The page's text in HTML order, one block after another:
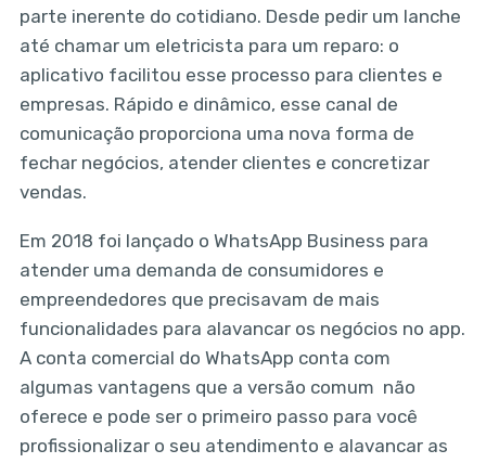
parte inerente do cotidiano. Desde pedir um lanche
até chamar um eletricista para um reparo: o
aplicativo facilitou esse processo para clientes e
empresas. Rápido e dinâmico, esse canal de
comunicação proporciona uma nova forma de
fechar negócios, atender clientes e concretizar
vendas.
Em 2018 foi lançado o WhatsApp Business para
atender uma demanda de consumidores e
empreendedores que precisavam de mais
funcionalidades para alavancar os negócios no app.
A conta comercial do WhatsApp conta com
algumas vantagens que a versão comum não
oferece e pode ser o primeiro passo para você
profissionalizar o seu atendimento e alavancar as